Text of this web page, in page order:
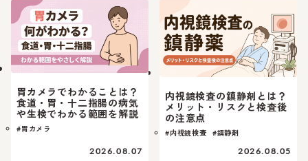
胃カメラでわかることは？
食道・胃・十二指腸の病気
や生検でわかる範囲を解説
#胃カメラ
2026.08.07
内視鏡検査の鎮静剤とは？
メリット・リスクと検査後
の注意点
#内視鏡検査 #鎮静剤
2026.08.05